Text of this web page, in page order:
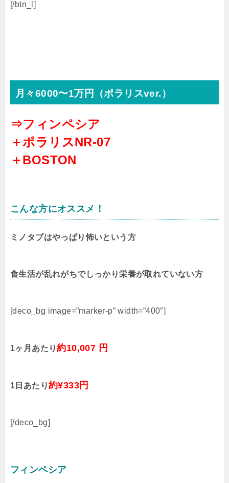
[/btn_l]
月々6000〜1万円（ポラリスver.）
⇒フィンペシア
＋ポラリスNR-07
＋BOSTON
こんな方にオススメ！
ミノタブはやっぱり怖いという方
食生活が乱れがちでしっかり栄養が取れていない方
[deco_bg image=”marker-p” width=”400″]
1ヶ月あたり約10,007 円
1日あたり約¥333円
[/deco_bg]
フィンペシア